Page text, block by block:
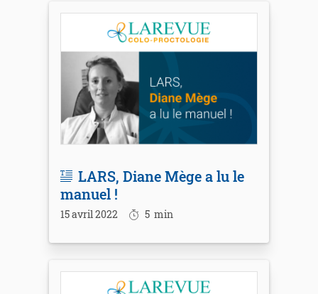
LARS, Diane Mège a lu le
manuel !
15 avril 2022 5 min